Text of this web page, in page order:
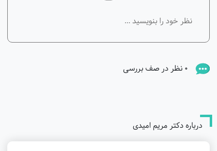
0 نظر در صف بررسی
درباره دکتر مریم امیدی